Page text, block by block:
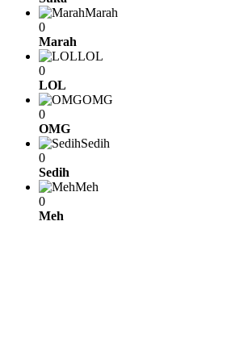
Marah
0
Marah
LOL
0
LOL
OMG
0
OMG
Sedih
0
Sedih
Meh
0
Meh